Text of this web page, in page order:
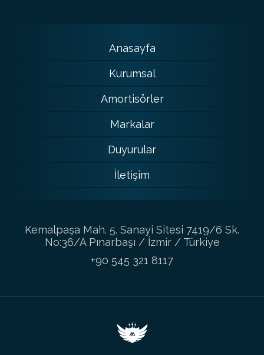
Anasayfa
Kurumsal
Amortisörler
Markalar
Duyurular
İletişim
Kemalpaşa Mah. 5. Sanayi Sitesi 7419/6 Sk.
No:36/A Pınarbaşı / İzmir / Türkiye
+90 545 321 8117